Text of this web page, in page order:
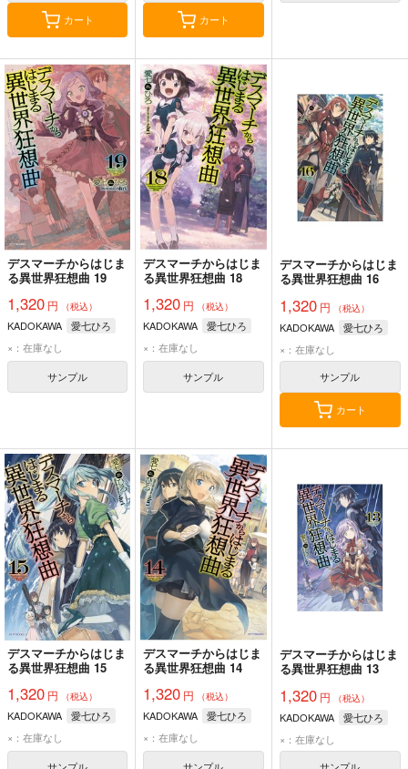
カート カート
デスマーチからはじま
る異世界狂想曲 19
1,320 円 （税込）
KADOKAWA
愛七ひろ
×：在庫なし
サンプル
デスマーチからはじま
る異世界狂想曲 18
1,320 円 （税込）
KADOKAWA
愛七ひろ
×：在庫なし
サンプル
デスマーチからはじま
る異世界狂想曲 16
1,320円 （税込）
KADOKAWA
愛七ひろ
×：在庫なし
サンプル
カート
デスマーチからはじま
る異世界狂想曲 15
1,320 円 （税込）
KADOKAWA
愛七ひろ
×：在庫なし
サンプル
デスマーチからはじま
る異世界狂想曲 14
1,320 円 （税込）
KADOKAWA
愛七ひろ
×：在庫なし
サンプル
デスマーチからはじま
る異世界狂想曲 13
1,320円 （税込）
KADOKAWA
愛七ひろ
×：在庫なし
サンプル